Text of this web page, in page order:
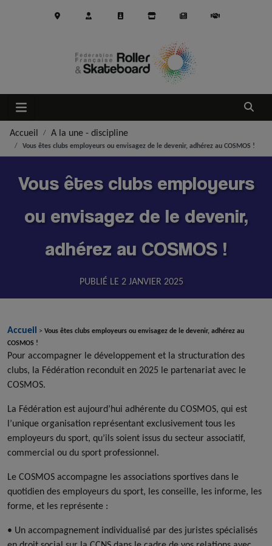
Ouvrir
Accueil A la une - discipline
Vous êtes clubs employeurs ou envisagez de le devenir, adhérez au COSMOS !
Vous êtes clubs employeurs
ou envisagez de le devenir,
adhérez au COSMOS !
PUBLIÉ LE 2 JANVIER 2025
Accueil > Vous êtes clubs employeurs ou envisagez de le devenir, adhérez au
COSMOS !
Pour accompagner le développement et la structuration des
clubs, la Fédération reconduit en 2025 le partenariat avec le
COSMOS.
La Fédération est aujourd’hui adhérente du COSMOS, qui est
l’unique organisation représentant exclusivement tous les
employeurs du sport, qu’ils soient issus du secteur associatif,
commercial ou du sport professionnel.
Le COSMOS accompagne les associations sportives dans le
quotidien des employeurs du sport, les conseille, les informe, les
forme, et les représente :
• Un accompagnement individualisé par des juristes spécialisés